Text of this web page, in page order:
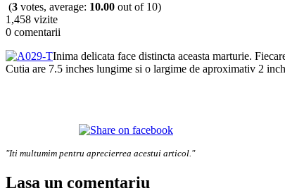
(3 votes, average: 10.00 out of 10)
1,458 vizite
0 comentarii
Inima delicata face distincta aceasta marturie.
Cutia are 7.5 inches lungime si o largime de aproximativ 2
"Iti multumim pentru aprecierrea acestui articol."
Lasa un comentariu